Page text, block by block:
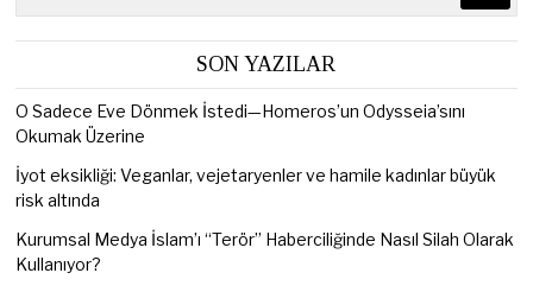
SON YAZILAR
O Sadece Eve Dönmek İstedi—Homeros’un Odysseia’sını
Okumak Üzerine
İyot eksikliği: Veganlar, vejetaryenler ve hamile kadınlar büyük
risk altında
Kurumsal Medya İslam’ı “Terör” Haberciliğinde Nasıl Silah Olarak
Kullanıyor?